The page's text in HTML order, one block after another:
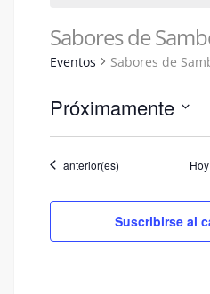
Sabores de
Eventos Sabores de
Próximamente
Eventos
anterior(es) Hoy
Suscribirse al